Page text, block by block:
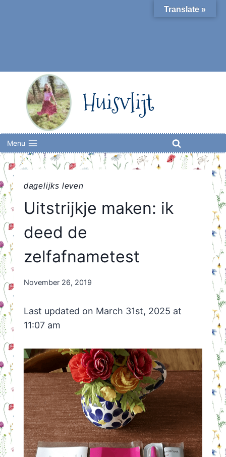
Huisvlijt
Menu
dagelijks leven
Uitstrijkje maken: ik
deed de
zelfafnametest
By
November 26, 2019
Last updated on March 31st, 2025 at
11:07 am
Translate »